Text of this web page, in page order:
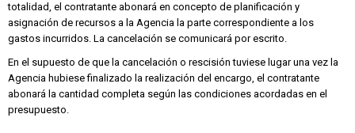
totalidad, el contratante abonará en concepto de planificación y
asignación de recursos a la Agencia la parte correspondiente a los
gastos incurridos. La cancelación se comunicará por escrito.
En el supuesto de que la cancelación o rescisión tuviese lugar una vez la
Agencia hubiese finalizado la realización del encargo, el contratante
abonará la cantidad completa según las condiciones acordadas en el
presupuesto.